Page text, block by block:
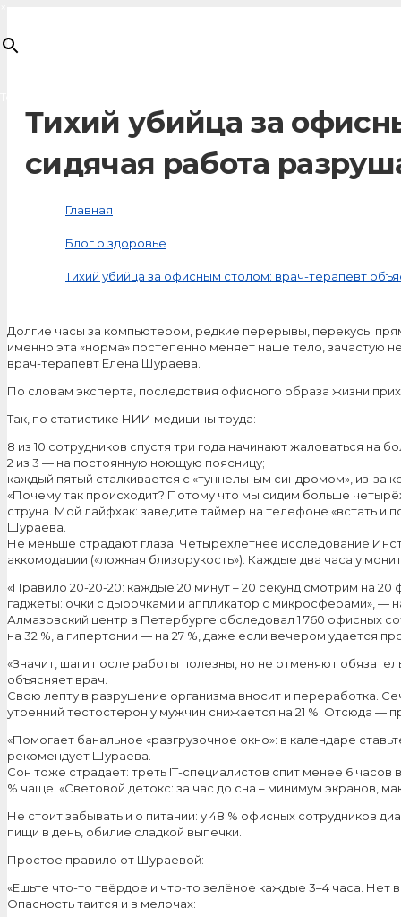
Тихий убийца за
сидячая работа
Главная
Блог о здоровье
Тихий убийца за офисным столом: врач-терапевт
Долгие часы за компьютером, редкие перерывы, перекусы
именно эта «норма» постепенно меняет наше тело, зачастую
врач-терапевт Елена Шураева.
По словам эксперта, последствия офисного образа жизни
Так, по статистике НИИ медицины труда:
8 из 10 сотрудников спустя три года начинают жаловаться на
2 из 3 — на постоянную ноющую поясницу;
каждый пятый сталкивается с «туннельным синдромом», из-за
«Почему так происходит? Потому что мы сидим больше
струна. Мой лайфхак: заведите таймер на телефоне «встать и
Шураева.
Не меньше страдают глаза. Четырехлетнее исследование
аккомодации («ложная близорукость»). Каждые два часа у
«Правило 20-20-20: каждые 20 минут – 20 секунд смотрим на
гаджеты: очки с дырочками и аппликатор с микросферами», —
Алмазовский центр в Петербурге обследовал 1 760 офисных
на 32 %, а гипертонии — на 27 %, даже если вечером удается
«Значит, шаги после работы полезны, но не отменяют
объясняет врач.
Свою лепту в разрушение организма вносит и переработка.
утренний тестостерон у мужчин снижается на 21 %. Отсюда —
«Помогает банальное «разгрузочное окно»: в календаре
рекомендует Шураева.
Сон тоже страдает: треть IT-специалистов спит менее 6
% чаще. «Световой детокс: за час до сна – минимум экранов,
Не стоит забывать и о питании: у 48 % офисных сотрудников
пищи в день, обилие сладкой выпечки.
Простое правило от Шураевой:
«Ешьте что-то твёрдое и что-то зелёное каждые 3–4 часа.
Опасность таится и в мелочах: